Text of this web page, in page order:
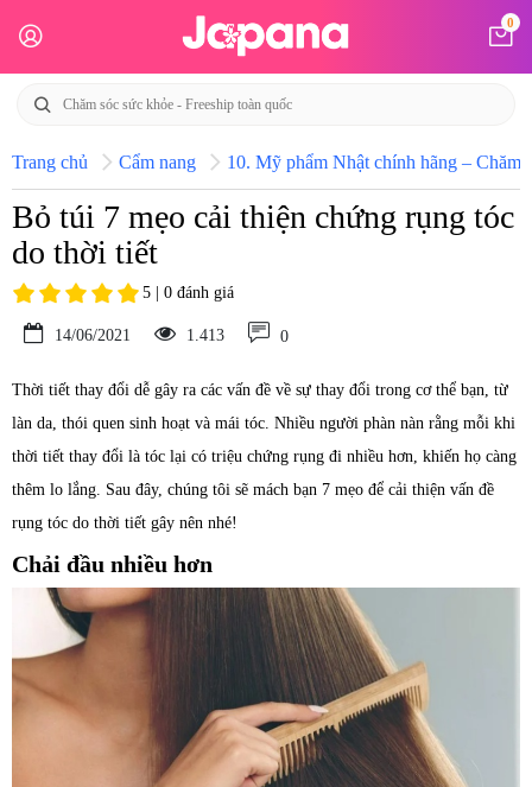
0
Trang chủ Cẩm nang 10. Mỹ phẩm Nhật chính hãng – Chăm
Bỏ túi 7 mẹo cải thiện chứng rụng tóc
do thời tiết
5 | 0 đánh giá
14/06/2021 1.413 0
Thời tiết thay đổi dễ gây ra các vấn đề về sự thay đổi trong cơ thể bạn, từ
làn da, thói quen sinh hoạt và mái tóc. Nhiều người phàn nàn rằng mỗi khi
thời tiết thay đổi là tóc lại có triệu chứng rụng đi nhiều hơn, khiến họ càng
thêm lo lắng. Sau đây, chúng tôi sẽ mách bạn 7 mẹo để cải thiện vấn đề
rụng tóc do thời tiết gây nên nhé!
Chải đầu nhiều hơn